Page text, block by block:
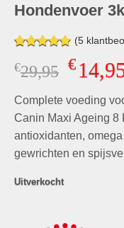
Hondenvoer
Gewaardeerd
5.00op 5
gebaseerd
waarderingen
(5
€29,95
was:
€29,95.
€
Complete voeding
Canin Maxi Ageing 8
antioxidanten,
gewrichten en
Uitverkocht